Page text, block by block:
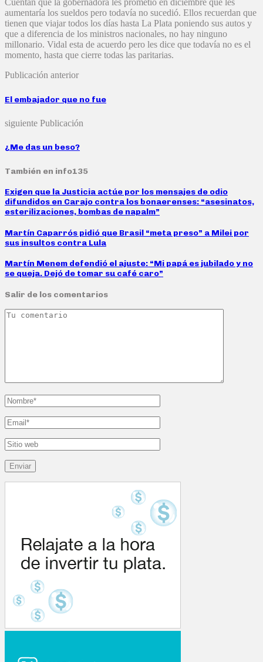
Cuentan que la gobernadora les prometió en diciembre que les
aumentaría los sueldos pero todavía no sucedió. Ellos recuerdan que
tienen que viajar todos los días hasta La Plata poniendo sus autos y
que a diferencia de los ministros nacionales, no hay ninguno
millonario. Vidal esta de acuerdo pero les dice que todavía no es el
momento, hasta que cierre todas las paritarias.
Publicación anterior
El embajador que no fue
siguiente Publicación
¿Me das un beso?
También en info135
Exigen que la Justicia actúe por los mensajes de odio
difundidos en Carajo contra los bonaerenses: “asesinatos,
esterilizaciones, bombas de napalm”
Martín Caparrós pidió que Brasil “meta preso” a Milei por
sus insultos contra Lula
Martín Menem defendió el ajuste: “Mi papá es jubilado y no
se queja. Dejó de tomar su café caro”
Salir de los comentarios